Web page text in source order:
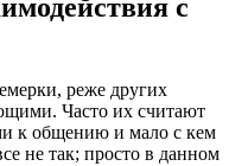
с
реже других
Часто их считают
к общению и мало с кем
не так; просто в данном